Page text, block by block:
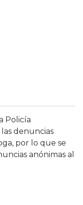
Policía
denuncias
por lo que se
anónimas al